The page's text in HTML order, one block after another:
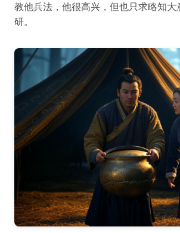
教他兵法，他很高兴，但也只求略知大
研。